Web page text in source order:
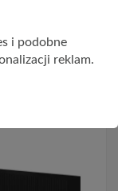
KOSZYKA
i podobne
reklam.